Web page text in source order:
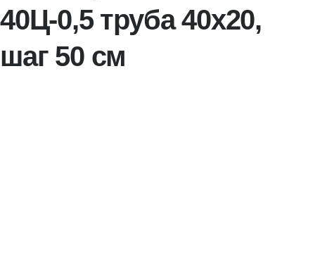
40Ц-0,5 труба 40х20,
шаг 50 см